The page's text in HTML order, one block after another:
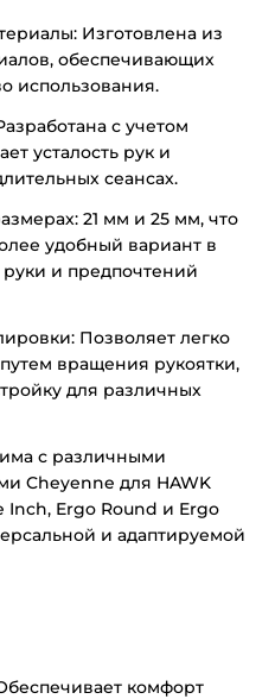
Изготовлена из
обеспечивающих
использования.
с учетом
усталость рук и
сеансах.
21 мм и 25 мм, что
удобный вариант в
и предпочтений
Позволяет легко
вращения рукоятки,
для различных
с различными
Cheyenne для HAWK
Inch, Ergo Round и Ergo
и адаптируемой
комфорт